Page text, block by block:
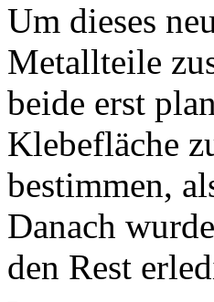
Um dieses
Metallteile
beide erst
Klebefläche
bestimmen,
Danach
den Rest